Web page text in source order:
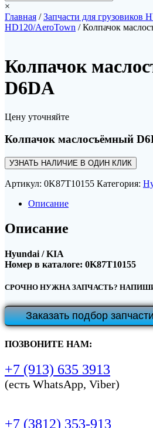
×
Главная /Запчасти для грузовиков
HD120/AeroTown / Колпачок
Колпачок
D6DA
Цену уточняйте
Колпачок маслосъёмный
УЗНАТЬ НАЛИЧИЕ В ОДИН КЛИК
Артикул: 0K87T10155 Категория:
Описание
Описание
Hyundai / KIA
Номер в каталоге: 0K87T10155
СРОЧНО НУЖНА ЗАПЧАСТЬ?
Заказать подбор
ПОЗВОНИТЕ НАМ:
+7 (913) 635 3913
(есть WhatsApp, Viber)
+7 (3812) 353-913